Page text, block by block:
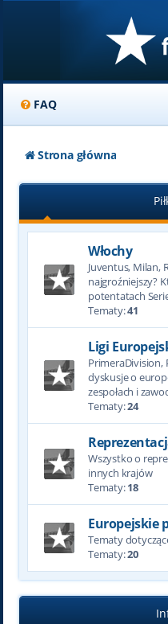
FAQ
Strona główna
Włochy
Juventus, Milan,
najgroźniejszy?
potentatach
Tematy:41
Ligi
PrimeraDivision,
dyskusje o
zespołach i
Tematy:24
Wszystko o
innych krajów
Tematy:18
Europejskie
Tematy
Tematy:20